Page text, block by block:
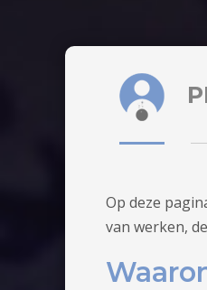
Op deze
van werken,